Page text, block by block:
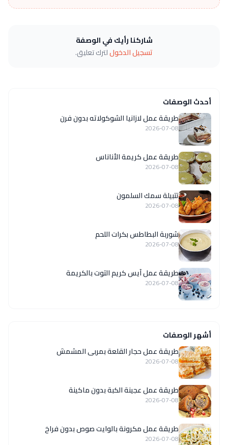
شاركنا رأيك في الوصفة
تسجيل الدخوللترك تعليق.
أحدث الوصفات
طريقة عمل لازانيا الشوكولاته بدون فرن
2026-07-08
طريقة عمل كريمة الأناناس
2026-07-08
تتبيلة سمك السلمون
2026-07-08
شوربة البطاطس بكرات اللحم
2026-07-08
طريقة عمل آيس كريم التوت بالكريمة
2026-07-08
أشهر الوصفات
طريقة عمل حجار القلعة بمربى المشمش
2026-07-08
طريقة عمل عجينة الكبة بدون ماكينة
2026-07-08
طريقة عمل مكرونة بالوايت صوص بدون فراخ
2026-07-08